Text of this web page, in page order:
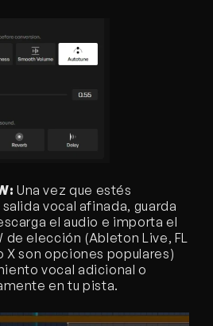
Una vez que estés
vocal afinada, guarda
el audio e importa el
de elección (Ableton Live, FL
X son opciones populares)
vocal adicional o
en tu pista.